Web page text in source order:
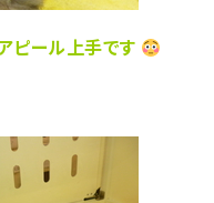
ピール上手です